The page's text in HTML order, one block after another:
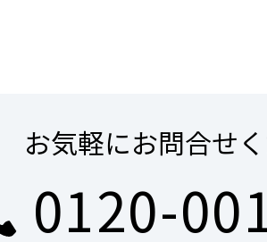
お気軽にお問合せ
0120-